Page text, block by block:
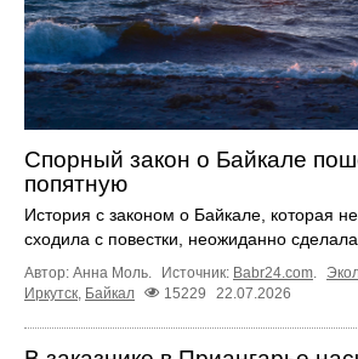
Спорный закон о Байкале
попятную
История с законом о Байкале, которая
сходила с повестки, неожиданно
Автор: Анна Моль. Источник: Babr24.com
Иркутск Байкал 15229 22.07.2026